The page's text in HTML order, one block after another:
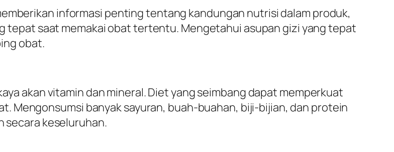
informasi penting tentang kandungan nutrisi dalam produk,
tepat saat memakai obat tertentu. Mengetahui asupan gizi yang tepat
obat.
akan vitamin dan mineral. Diet yang seimbang dapat memperkuat
Mengonsumsi banyak sayuran, buah-buahan, biji-bijian, dan protein
secara keseluruhan.